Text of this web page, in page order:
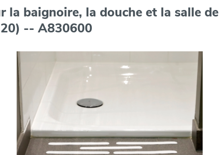
la baignoire, la douche et la salle de
-- A830600